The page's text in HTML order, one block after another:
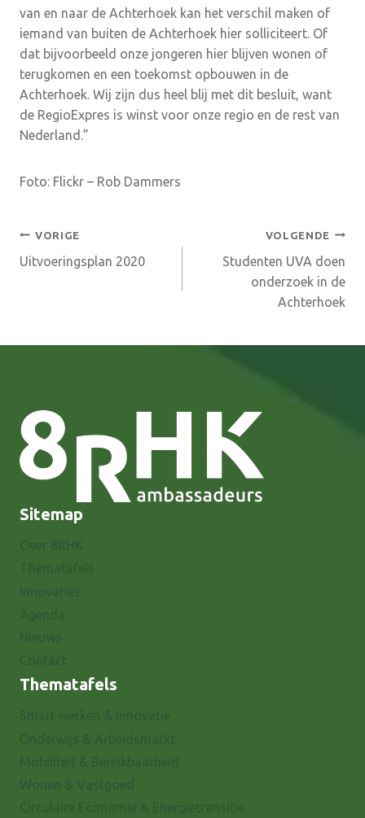
van en naar de Achterhoek kan het verschil maken of
iemand van buiten de Achterhoek hier solliciteert. Of
dat bijvoorbeeld onze jongeren hier blijven wonen of
terugkomen en een toekomst opbouwen in de
Achterhoek. Wij zijn dus heel blij met dit besluit, want
de RegioExpres is winst voor onze regio en de rest van
Nederland.”
Foto: Flickr – Rob Dammers
Bericht
navigatie
VORIGE
Uitvoeringsplan 2020
VOLGENDE
Studenten UVA doen
onderzoek in de
Achterhoek
Sitemap
Thematafels